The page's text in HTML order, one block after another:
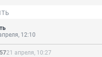
12:10
21 апреля, 10:27